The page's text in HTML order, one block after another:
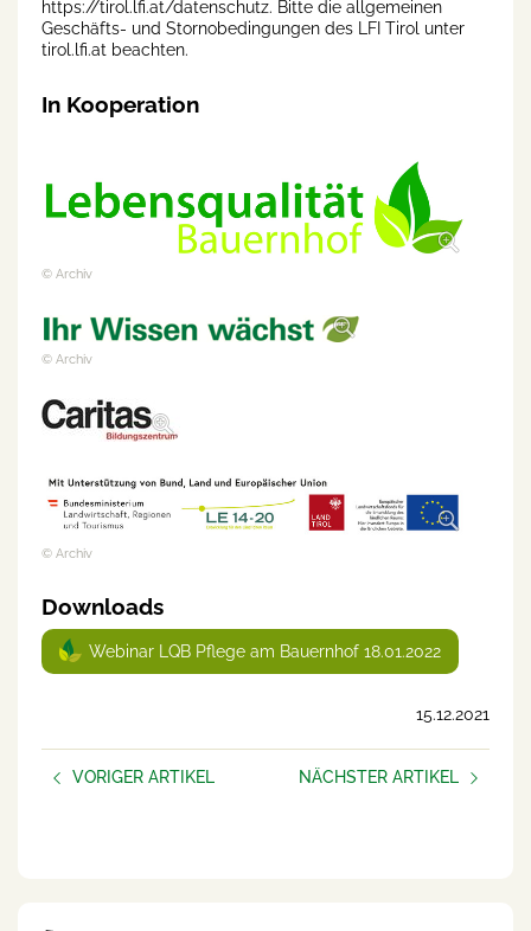
https://tirol.lfi.at/datenschutz. Bitte die allgemeinen
Geschäfts- und Stornobedingungen des LFI Tirol unter
tirol.lfi.at beachten.
In Kooperation
© Archiv
© Archiv
© Archiv
Downloads
Webinar LQB Pflege am Bauernhof 18.01.2022
15.12.2021
VORIGER ARTIKEL
NÄCHSTER ARTIKEL